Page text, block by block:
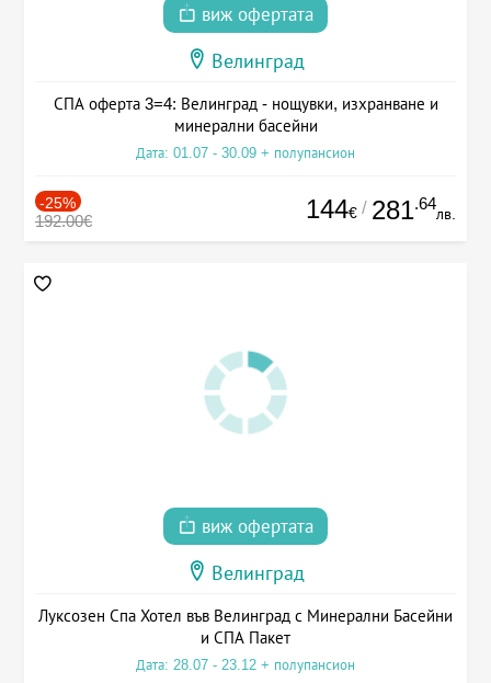
виж офертата
Велинград
СПА оферта 3=4: Велинград - нощувки, изхранване и
минерални басейни
Дата: 01.07 - 30.09 + полупансион
-25%
192.00€ 144€ / 281.64
лв.
виж офертата
Велинград
Луксозен Спа Хотел във Велинград с Минерални Басейни
и СПА Пакет
Дата: 28.07 - 23.12 + полупансион